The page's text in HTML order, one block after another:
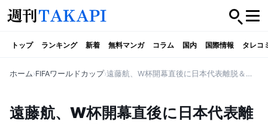
トップ ランキング 新着 無料マンガ コラム 国内 国際情報 タレコ
ホーム FIFAワールドカップ 遠藤航、W杯開幕直後に日本代表離脱＆代表引退 主将不在で森保ジャパンに激震、新キャプテンは板倉滉へ
遠藤航、W杯開幕直後に日本代表離